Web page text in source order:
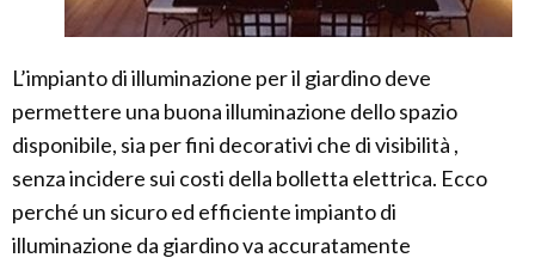
L’impianto di illuminazione per il giardino deve
permettere una buona illuminazione dello spazio
disponibile, sia per fini decorativi che di visibilità ,
senza incidere sui costi della bolletta elettrica. Ecco
perché un sicuro ed efficiente impianto di
illuminazione da giardino va accuratamente